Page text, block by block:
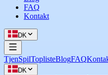
FAQ
Kontakt
DK
TjenSpilToplisteBlogFAQ
DK